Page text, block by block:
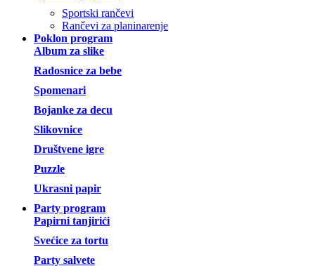
Sportski rančevi
Rančevi za planinarenje
Poklon program
Album za slike
Radosnice za bebe
Spomenari
Bojanke za decu
Slikovnice
Društvene igre
Puzzle
Ukrasni papir
Party program
Papirni tanjirići
Svećice za tortu
Party salvete